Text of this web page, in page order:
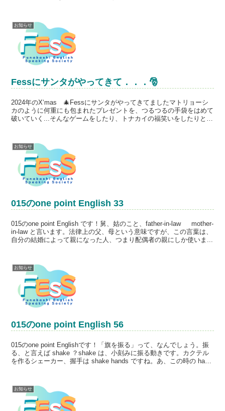
お知らせ
Fessにサンタがやってきて．．．🎅
2024年のX‘mas 🎄Fessにサンタがやってきてましたマトリョーシ
カのように何重にも包まれたプレゼントを、つるつるの手袋をはめて
破いていく...そんなゲームをしたり、トナカイの福笑いをしたりと
お知らせ
015のone point English 33
015のone point English です！舅、姑のこと、father-in-law mother-
in-law と言います。法律上の父、母という意味ですが、この言葉は、
自分の結婚によって親になった人、つまり配偶者の親にしか使いま...
お知らせ
015のone point English 56
015のone point Englishです！「旗を振る」って、なんでしょう。振
る、と言えば shake ？shake は、小刻みに振る動きです。カクテル
を作るシェーカー、握手は shake hands ですね。あ、この時の hand
お知らせ